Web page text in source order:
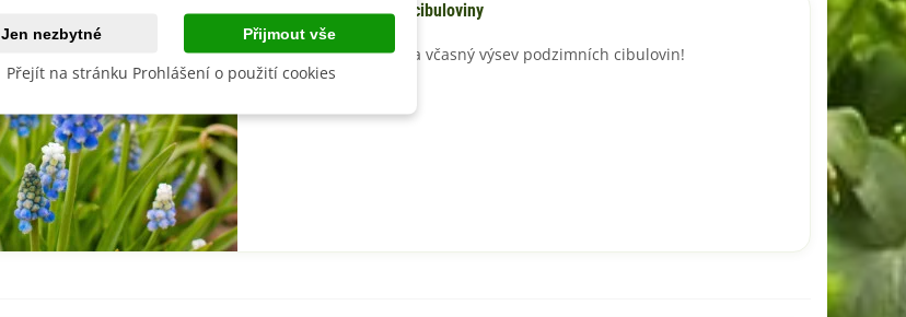
Oblíbené podzimní cibuloviny
Nezapomeňte na včasný výsev podzimních cibulovin!
Jen nezbytné Přijmout vše
Přejít na stránku Prohlášení o použití cookies